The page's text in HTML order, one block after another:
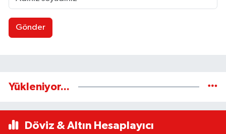
Gönder
Yükleniyor...
Döviz & Altın Hesaplayıcı